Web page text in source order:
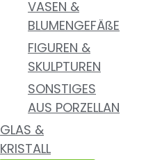
VASEN &
BLUMENGEFÄßE
FIGUREN &
SKULPTUREN
SONSTIGES
AUS PORZELLAN
GLAS &
KRISTALL